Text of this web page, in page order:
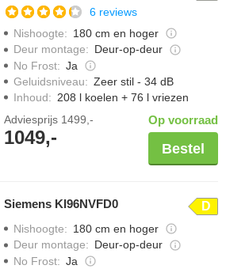
6 reviews
Nishoogte: 180 cm en hoger
Deur montage: Deur-op-deur
No Frost: Ja
Geluidsniveau: Zeer stil - 34 dB
Inhoud: 208 l koelen + 76 l vriezen
Adviesprijs 1499,-
1049,-
Op voorraad
Bestel
Siemens KI96NVFD0 D
Nishoogte: 180 cm en hoger
Deur montage: Deur-op-deur
No Frost: Ja